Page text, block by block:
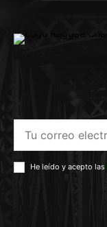
He leído y acepto las